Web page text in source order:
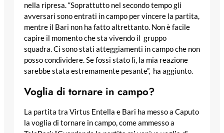
nella ripresa. “Soprattutto nel secondo tempo gli
avversari sono entrati in campo per vincere la partita,
mentre il Bari non ha fatto altrettanto. Non è facile
capire il momento che sta vivendo il gruppo
squadra.Ci sono stati atteggiamenti in campo che non
posso condividere. Se fossi stato lì, la mia reazione
sarebbe stata estremamente pesante”, ha aggiunto.
Voglia di tornare in campo?
La partita tra Virtus Entella e Bari ha messo a Caputo
la voglia di tornare in campo, come ammesso a